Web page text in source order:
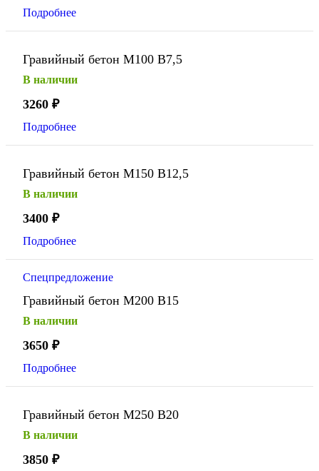
Подробнее
Гравийный бетон М100 В7,5
В наличии
3260 ₽
Подробнее
Гравийный бетон М150 В12,5
В наличии
3400 ₽
Подробнее
Спецпредложение
Гравийный бетон М200 В15
В наличии
3650 ₽
Подробнее
Гравийный бетон М250 В20
В наличии
3850 ₽